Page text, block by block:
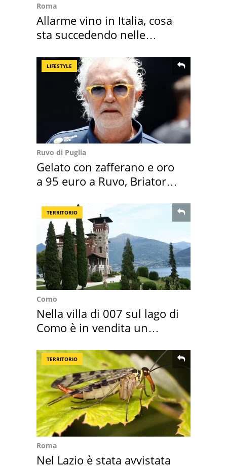
Roma
Allarme vino in Italia, cosa
sta succedendo nelle
LIFESTYLE
Ruvo di Puglia
Gelato con zafferano e oro
a 95 euro a Ruvo, Briatore
TERRITORIO
Como
Nella villa di 007 sul lago di
Como è in vendita un
TERRITORIO
Roma
Nel Lazio è stata avvistata